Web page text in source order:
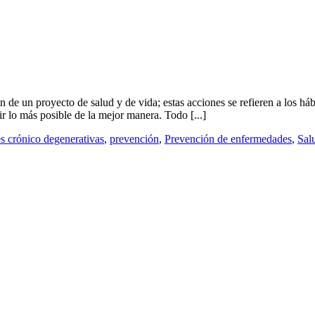
un proyecto de salud y de vida; estas acciones se refieren a los
lo más posible de la mejor manera. Todo [...]
crónico degenerativas, prevención, Prevención de enfermedades,